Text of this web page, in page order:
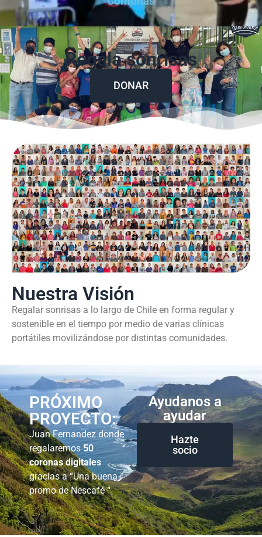
Regala sonrisas
DONAR
Nuestra Visión
Regalar sonrisas a lo largo de Chile en forma regular y
sostenible en el tiempo por medio de varias clínicas
portátiles movilizándose por distintas comunidades.
PRÓXIMO
PROYECTO:
Juan Fernandez donde
regalaremos 50
coronas digitales
gracias a “Una buena
promo de Nescafé “
Ayudanos a
ayudar
Hazte
socio